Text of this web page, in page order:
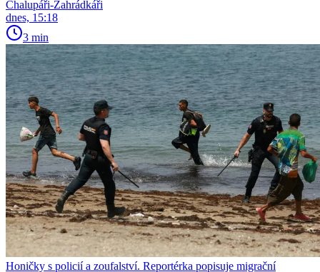
Chalupáři-Zahrádkáři
dnes, 15:18
3 min
Honičky s policií a zoufalství. Reportérka popisuje migrační